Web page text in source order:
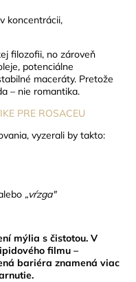
koncentrácii,
filozofii, no zároveň
potenciálne
maceráty. Pretože
– nie romantika.
PRE ROSACEU
vyzerali by takto:
„vŕzga"
mýlia s čistotou. V
filmu –
bariéra znamená viac